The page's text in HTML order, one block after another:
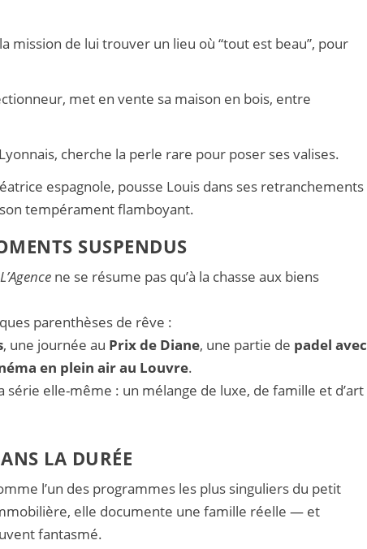
mission de lui trouver un lieu où “tout est beau”, pour
met en vente sa maison en bois, entre
cherche la perle rare pour poser ses valises.
espagnole, pousse Louis dans ses retranchements
tempérament flamboyant.
SUSPENDUS
L’Agence ne se résume pas qu’à la chasse aux biens
parenthèses de rêve :
, une journée au Prix de Diane, une partie de padel avec
en plein air au Louvre.
série elle-même : un mélange de luxe, de famille et d’art
LA DURÉE
l’un des programmes les plus singuliers du petit
elle documente une famille réelle — et
fantasmé.